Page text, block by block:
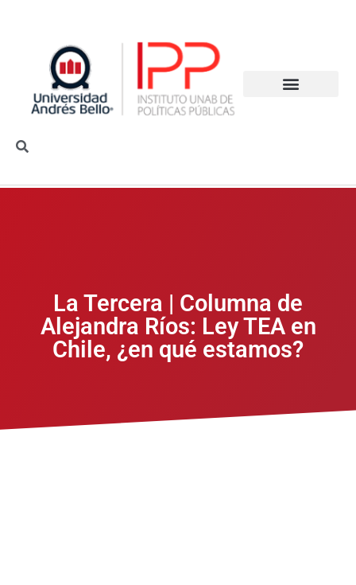
La Tercera | Columna de
Alejandra Ríos: Ley TEA en
Chile, ¿en qué estamos?